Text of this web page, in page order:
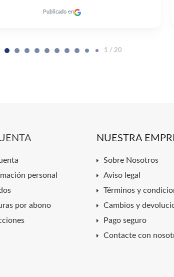
Publicado en
2 / 20
personal
por abono
NUESTRA
Sobre Nosotros
Aviso legal
Términos y
Cambios y
Pago seguro
Contacte con